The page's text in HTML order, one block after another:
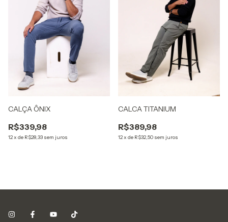
CALÇA ÔNIX
R$339,98
12x de R$28,33 sem juros
CALCA TITANIUM
R$389,98
12x de R$32,50 sem juros